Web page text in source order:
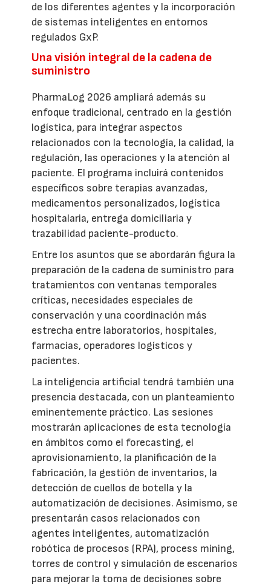
de los diferentes agentes y la incorporación
de sistemas inteligentes en entornos
regulados GxP.
Una visión integral de la cadena de
suministro
PharmaLog 2026 ampliará además su
enfoque tradicional, centrado en la gestión
logística, para integrar aspectos
relacionados con la tecnología, la calidad, la
regulación, las operaciones y la atención al
paciente. El programa incluirá contenidos
específicos sobre terapias avanzadas,
medicamentos personalizados, logística
hospitalaria, entrega domiciliaria y
trazabilidad paciente-producto.
Entre los asuntos que se abordarán figura la
preparación de la cadena de suministro para
tratamientos con ventanas temporales
críticas, necesidades especiales de
conservación y una coordinación más
estrecha entre laboratorios, hospitales,
farmacias, operadores logísticos y
pacientes.
La inteligencia artificial tendrá también una
presencia destacada, con un planteamiento
eminentemente práctico. Las sesiones
mostrarán aplicaciones de esta tecnología
en ámbitos como el forecasting, el
aprovisionamiento, la planificación de la
fabricación, la gestión de inventarios, la
detección de cuellos de botella y la
automatización de decisiones. Asimismo, se
presentarán casos relacionados con
agentes inteligentes, automatización
robótica de procesos (RPA), process mining,
torres de control y simulación de escenarios
para mejorar la toma de decisiones sobre